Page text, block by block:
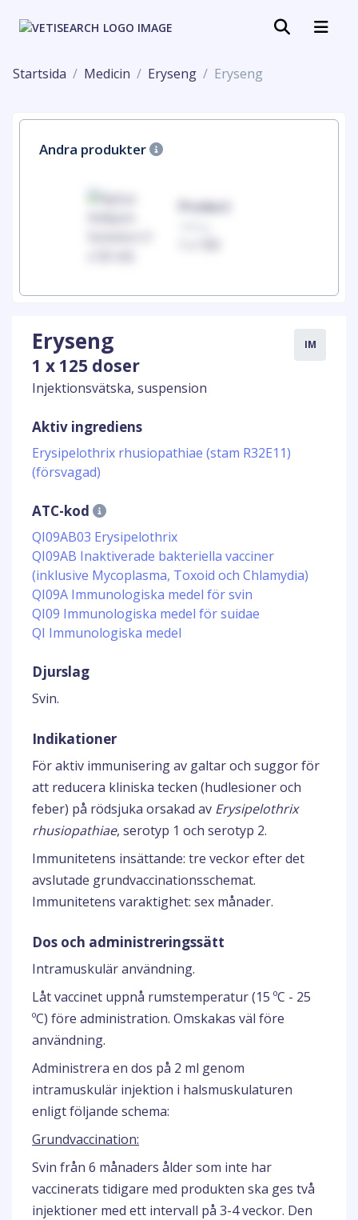
Startsida Medicin Eryseng Eryseng
Andra produkter
Product
Eryseng
1 x 125 doser
Injektionsvätska, suspension
IM
Aktiv ingrediens
Erysipelothrix rhusiopathiae (stam R32E11)
(försvagad)
ATC-kod
QI09AB03 Erysipelothrix
QI09AB Inaktiverade bakteriella vacciner
(inklusive Mycoplasma, Toxoid och Chlamydia)
QI09A Immunologiska medel för svin
QI09 Immunologiska medel för suidae
QI Immunologiska medel
Djurslag
Svin.
Indikationer
För aktiv immunisering av galtar och suggor för
att reducera kliniska tecken (hudlesioner och
feber) på rödsjuka orsakad av Erysipelothrix
rhusiopathiae, serotyp 1 och serotyp 2.
Immunitetens insättande: tre veckor efter det
avslutade grundvaccinationsschemat.
Immunitetens varaktighet: sex månader.
Dos och administreringssätt
Intramuskulär användning.
Låt vaccinet uppnå rumstemperatur (15 ºC - 25
ºC) före administration. Omskakas väl före
användning.
Administrera en dos på 2 ml genom
intramuskulär injektion i halsmuskulaturen
enligt följande schema:
Grundvaccination:
Svin från 6 månaders ålder som inte har
vaccinerats tidigare med produkten ska ges två
injektioner med ett intervall på 3-4 veckor. Den